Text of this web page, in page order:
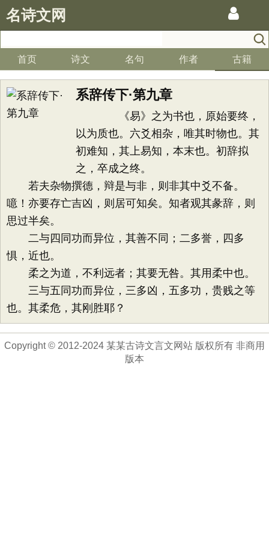
名诗文网
首页 诗文 名句 作者 古籍
系辞传下·第九章
《易》之为书也，原始要终，
以为质也。六爻相杂，唯其时物也。其
初难知，其上易知，本末也。初辞拟
之，卒成之终。
若夫杂物撰德，辩是与非，则非其中爻不备。
噫！亦要存亡吉凶，则居可知矣。知者观其彖辞，则
思过半矣。
二与四同功而异位，其善不同；二多誉，四多
惧，近也。
柔之为道，不利远者；其要无咎。其用柔中也。
三与五同功而异位，三多凶，五多功，贵贱之等
也。其柔危，其刚胜耶？
Copyright © 2012-2024 某某古诗文言文网站 版权所有 非商用
版本